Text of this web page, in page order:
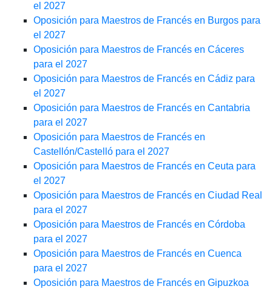
el 2027
Oposición para Maestros de Francés en Burgos para
el 2027
Oposición para Maestros de Francés en Cáceres
para el 2027
Oposición para Maestros de Francés en Cádiz para
el 2027
Oposición para Maestros de Francés en Cantabria
para el 2027
Oposición para Maestros de Francés en
Castellón/Castelló para el 2027
Oposición para Maestros de Francés en Ceuta para
el 2027
Oposición para Maestros de Francés en Ciudad Real
para el 2027
Oposición para Maestros de Francés en Córdoba
para el 2027
Oposición para Maestros de Francés en Cuenca
para el 2027
Oposición para Maestros de Francés en Gipuzkoa